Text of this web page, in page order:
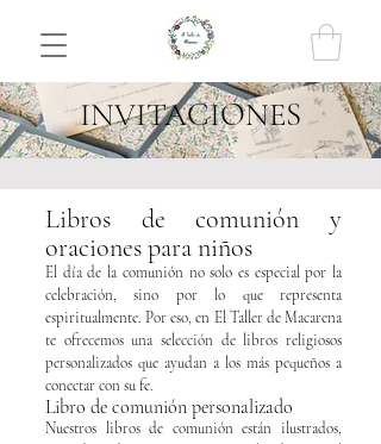
INVITACIONES
Libros de comunión y
oraciones para niños
El día de la comunión no solo es especial por la
celebración, sino por lo que representa
espiritualmente. Por eso, en El Taller de Macarena
te ofrecemos una selección de libros religiosos
personalizados que ayudan a los más pequeños a
conectar con su fe.
Libro de comunión personalizado
Nuestros libros de comunión están ilustrados,